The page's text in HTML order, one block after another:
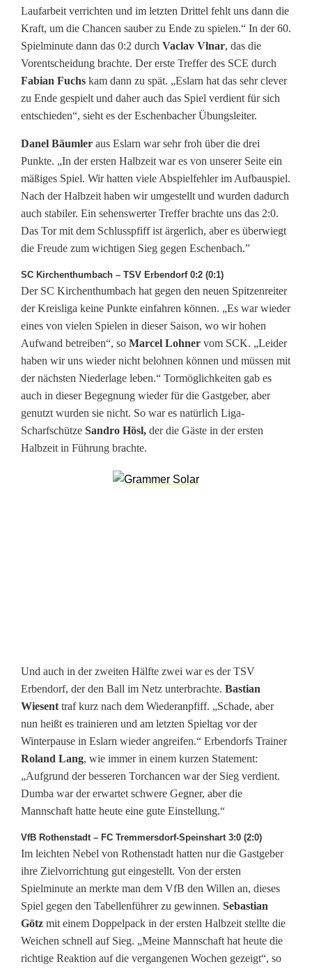
s
e
l
-
d
i
c
h
g
e
h
t
a
n
d
e
r
i
t
e
r
Laufarbeit verrichten und im letzten Drittel fehlt uns dann die
Kraft, um die Chancen sauber zu Ende zu spielen.“ In der 60.
Spielminute dann das 0:2 durch Vaclav Vlnar, das die
Vorentscheidung brachte. Der erste Treffer des SCE durch
Fabian Fuchs kam dann zu spät. „Eslarn hat das sehr clever
zu Ende gespielt und daher auch das Spiel verdient für sich
entschieden“, sieht es der Eschenbacher Übungsleiter.
Danel Bäumler aus Eslarn war sehr froh über die drei
Punkte. „In der ersten Halbzeit war es von unserer Seite ein
mäßiges Spiel. Wir hatten viele Abspielfehler im Aufbauspiel.
Nach der Halbzeit haben wir umgestellt und wurden dadurch
auch stabiler. Ein sehenswerter Treffer brachte uns das 2:0.
Das Tor mit dem Schlusspfiff ist ärgerlich, aber es überwiegt
die Freude zum wichtigen Sieg gegen Eschenbach.”
SC Kirchenthumbach – TSV Erbendorf 0:2 (0:1)
Der SC Kirchenthumbach hat gegen den neuen Spitzenreiter
der Kreisliga keine Punkte einfahren können. „Es war wieder
eines von vielen Spielen in dieser Saison, wo wir hohen
Aufwand betreiben“, so Marcel Lohner vom SCK. „Leider
haben wir uns wieder nicht belohnen können und müssen mit
der nächsten Niederlage leben.“ Tormöglichkeiten gab es
auch in dieser Begegnung wieder für die Gastgeber, aber
genutzt wurden sie nicht. So war es natürlich Liga-
Scharfschütze Sandro Hösl, der die Gäste in der ersten
Halbzeit in Führung brachte.
Und auch in der zweiten Hälfte zwei war es der TSV
Erbendorf, der den Ball im Netz unterbrachte. Bastian
Wiesent traf kurz nach dem Wiederanpfiff. „Schade, aber
nun heißt es trainieren und am letzten Spieltag vor der
Winterpause in Eslarn wieder angreifen.“ Erbendorfs Trainer
Roland Lang, wie immer in einem kurzen Statement:
„Aufgrund der besseren Torchancen war der Sieg verdient.
Dumba war der erwartet schwere Gegner, aber die
Mannschaft hatte heute eine gute Einstellung.“
VfB Rothenstadt – FC Tremmersdorf-Speinshart 3:0 (2:0)
Im leichten Nebel von Rothenstadt hatten nur die Gastgeber
ihre Zielvorrichtung gut eingestellt. Von der ersten
Spielminute an merkte man dem VfB den Willen an, dieses
Spiel gegen den Tabellenführer zu gewinnen. Sebastian
Götz mit einem Doppelpack in der ersten Halbzeit stellte die
Weichen schnell auf Sieg. „Meine Mannschaft hat heute die
richtige Reaktion auf die vergangenen Wochen gezeigt“, so